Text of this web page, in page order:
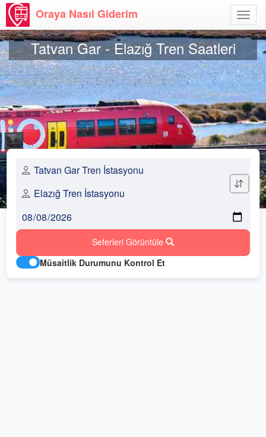
Aç
Oraya Nasıl Giderim
Tatvan Gar - Elazığ Tren Saatleri
Seferleri Görüntüle
Müsaitlik Durumunu Kontrol Et